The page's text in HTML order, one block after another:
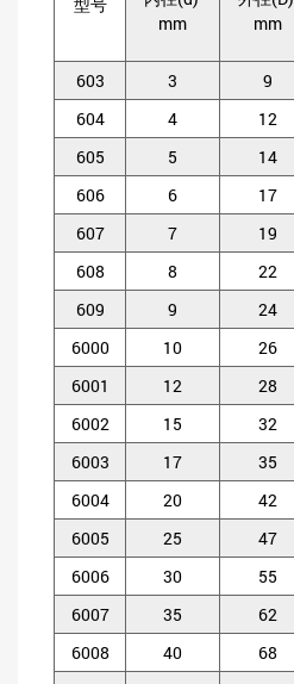
mm
mm
603
3 9
604
4 12
605
5 14
606
6 17
607
7 19
608
8 22
609
9 24
6000
10 26
6001
12 28
6002
15 32
6003
17 35
6004
20 42
6005
25 47
6006
30 55
6007
35 62
6008
40 68